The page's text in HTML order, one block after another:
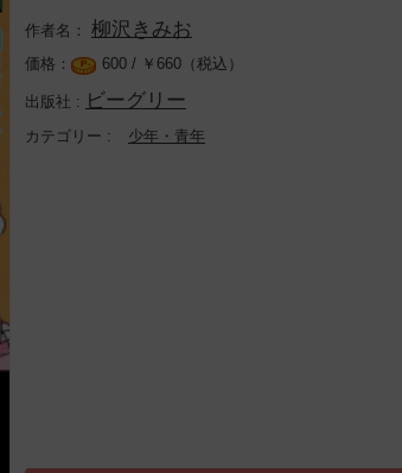
柳沢きみお
600 / ￥ 660（税込）
ビーグリー
少年・青年